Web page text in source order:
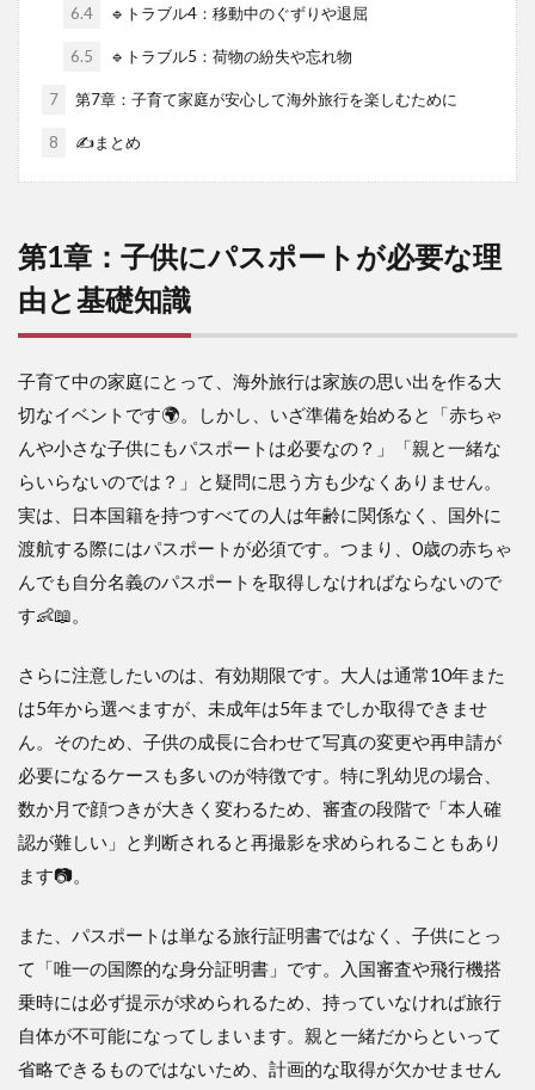
6.4 🔹トラブル4：移動中のぐずりや退屈
6.5 🔹トラブル5：荷物の紛失や忘れ物
7 第7章：子育て家庭が安心して海外旅行を楽しむために
8 ✍️まとめ
第1章：子供にパスポートが必要な理
由と基礎知識
子育て中の家庭にとって、海外旅行は家族の思い出を作る大
切なイベントです🌍。しかし、いざ準備を始めると「赤ちゃ
んや小さな子供にもパスポートは必要なの？」「親と一緒な
らいらないのでは？」と疑問に思う方も少なくありません。
実は、日本国籍を持つすべての人は年齢に関係なく、国外に
渡航する際にはパスポートが必須です。つまり、0歳の赤ちゃ
んでも自分名義のパスポートを取得しなければならないので
す👶📖。
さらに注意したいのは、有効期限です。大人は通常10年また
は5年から選べますが、未成年は5年までしか取得できませ
ん。そのため、子供の成長に合わせて写真の変更や再申請が
必要になるケースも多いのが特徴です。特に乳幼児の場合、
数か月で顔つきが大きく変わるため、審査の段階で「本人確
認が難しい」と判断されると再撮影を求められることもあり
ます📷。
また、パスポートは単なる旅行証明書ではなく、子供にとっ
て「唯一の国際的な身分証明書」です。入国審査や飛行機搭
乗時には必ず提示が求められるため、持っていなければ旅行
自体が不可能になってしまいます。親と一緒だからといって
省略できるものではないため、計画的な取得が欠かせません